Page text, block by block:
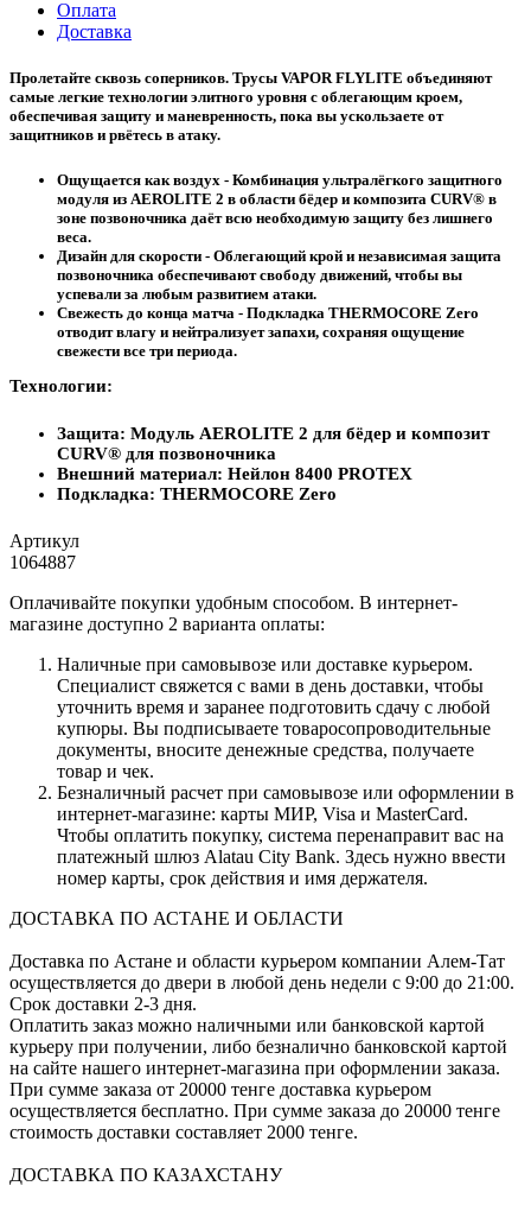
Оплата
Доставка
Пролетайте сквозь соперников. Трусы VAPOR FLYLITE объединяют
самые легкие технологии элитного уровня с облегающим кроем,
обеспечивая защиту и маневренность, пока вы ускользаете от
защитников и рвётесь в атаку.
Ощущается как воздух - Комбинация ультралёгкого защитного
модуля из AEROLITE 2 в области бёдер и композита CURV® в
зоне позвоночника даёт всю необходимую защиту без лишнего
веса.
Дизайн для скорости - Облегающий крой и независимая защита
позвоночника обеспечивают свободу движений, чтобы вы
успевали за любым развитием атаки.
Свежесть до конца матча - Подкладка THERMOCORE Zero
отводит влагу и нейтрализует запахи, сохраняя ощущение
свежести все три периода.
Технологии:
Защита: Модуль AEROLITE 2 для бёдер и композит
CURV® для позвоночника
Внешний материал: Нейлон 8400 PROTEX
Подкладка: THERMOCORE Zero
Артикул
1064887
Оплачивайте покупки удобным способом. В интернет-
магазине доступно 2 варианта оплаты:
Наличные при самовывозе или доставке курьером.
Специалист свяжется с вами в день доставки, чтобы
уточнить время и заранее подготовить сдачу с любой
купюры. Вы подписываете товаросопроводительные
документы, вносите денежные средства, получаете
товар и чек.
Безналичный расчет при самовывозе или оформлении в
интернет-магазине: карты МИР, Visa и MasterCard.
Чтобы оплатить покупку, система перенаправит вас на
платежный шлюз Alatau City Bank. Здесь нужно ввести
номер карты, срок действия и имя держателя.
ДОСТАВКА ПО АСТАНЕ И ОБЛАСТИ
Доставка по Астане и области курьером компании Алем-Тат
осуществляется до двери в любой день недели с 9:00 до 21:00.
Срок доставки 2-3 дня.
Оплатить заказ можно наличными или банковской картой
курьеру при получении, либо безналично банковской картой
на сайте нашего интернет-магазина при оформлении заказа.
При сумме заказа от 20000 тенге доставка курьером
осуществляется бесплатно. При сумме заказа до 20000 тенге
стоимость доставки составляет 2000 тенге.
ДОСТАВКА ПО КАЗАХСТАНУ